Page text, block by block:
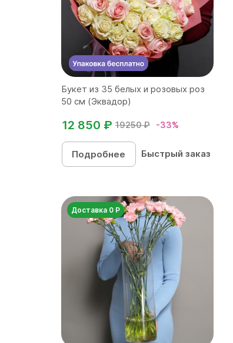
Букет из 35 белых и розовых роз
50 см (Эквадор)
19250 ₽ -33%
12 850 ₽
Подробнее Быстрый заказ
Доставка 0 Р